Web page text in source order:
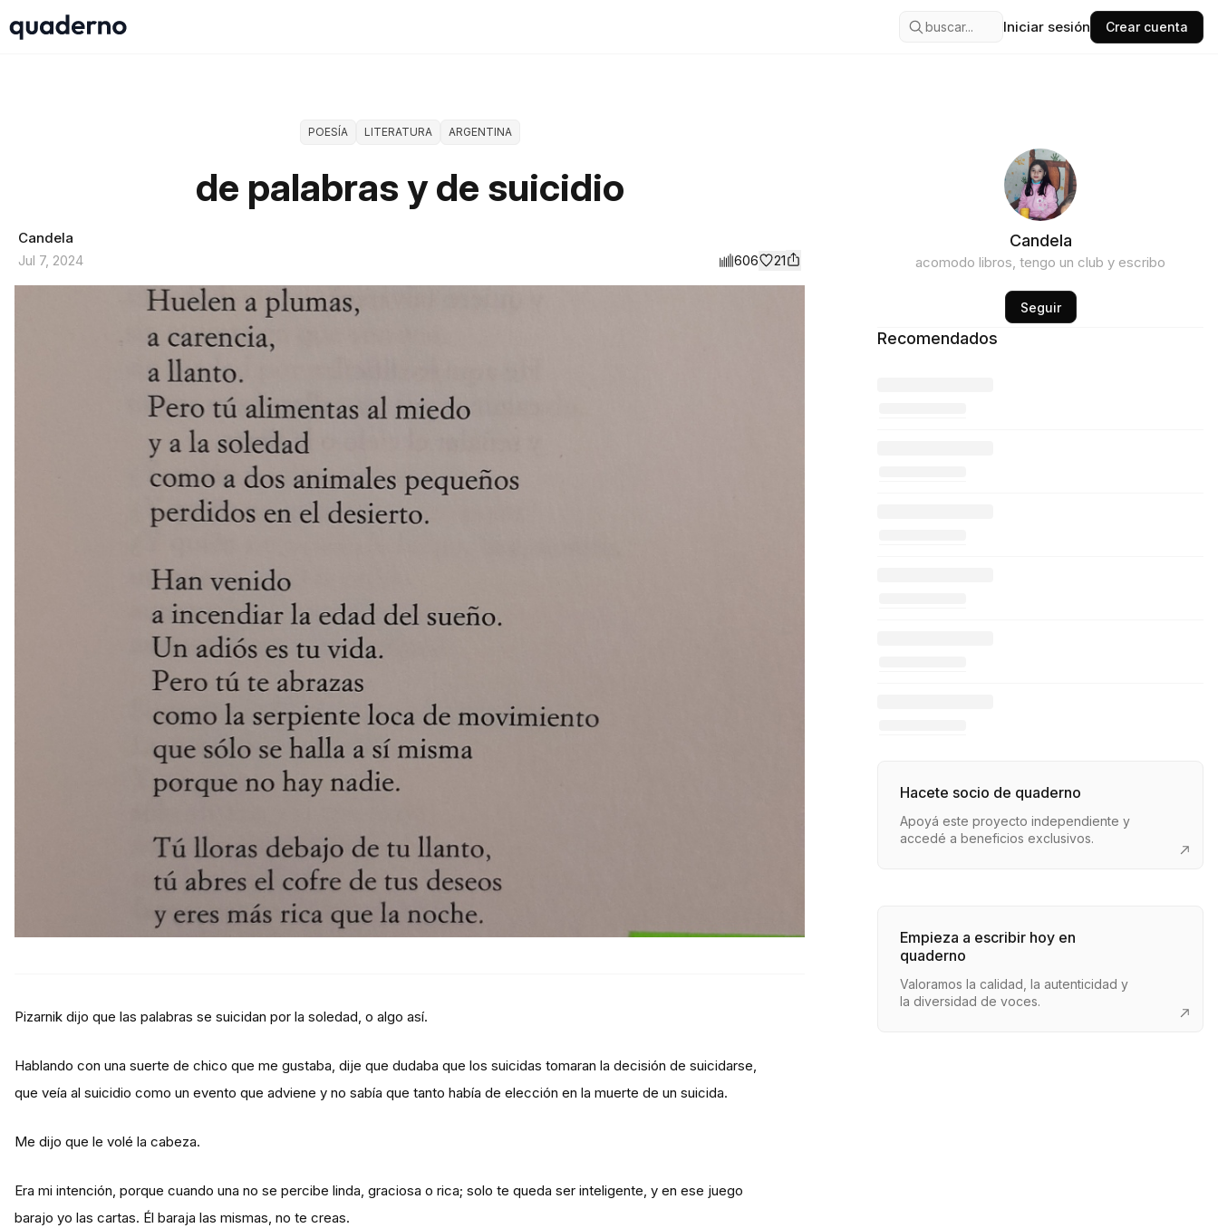
buscar... Iniciar sesión Crear cuenta
POESÍA LITERATURA ARGENTINA
de palabras y de suicidio
Candela
Jul 7, 2024
606 21
Pizarnik dijo que las palabras se suicidan por la soledad, o algo así.
Hablando con una suerte de chico que me gustaba, dije que dudaba que los suicidas tomaran la decisión de suicidarse,
que veía al suicidio como un evento que adviene y no sabía que tanto había de elección en la muerte de un suicida.
Me dijo que le volé la cabeza.
Era mi intención, porque cuando una no se percibe linda, graciosa o rica; solo te queda ser inteligente, y en ese juego
barajo yo las cartas. Él baraja las mismas, no te creas.
Candela
acomodo libros, tengo un club y escribo
Seguir
Recomendados
Hacete socio de quaderno
Apoyá este proyecto independiente y
accedé a beneficios exclusivos.
Empieza a escribir hoy en
quaderno
Valoramos la calidad, la autenticidad y
la diversidad de voces.